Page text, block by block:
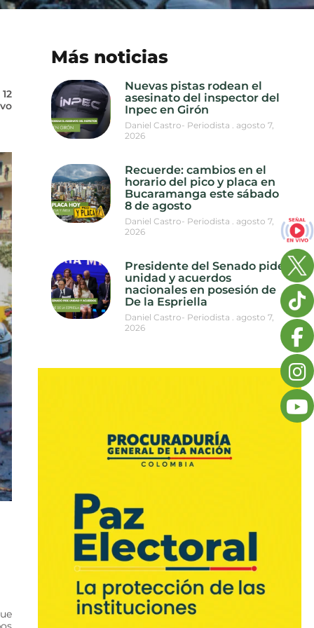
12
Más noticias
Nuevas pistas rodean el
asesinato del inspector del
Inpec en Girón
Daniel Castro- Periodista
agosto 7,
2026
Recuerde: cambios en el
horario del pico y placa en
Bucaramanga este sábado
8 de agosto
Daniel Castro- Periodista
agosto 7,
2026
Presidente del Senado pide
unidad y acuerdos
nacionales en posesión de
De la Espriella
Daniel Castro- Periodista
agosto 7,
2026